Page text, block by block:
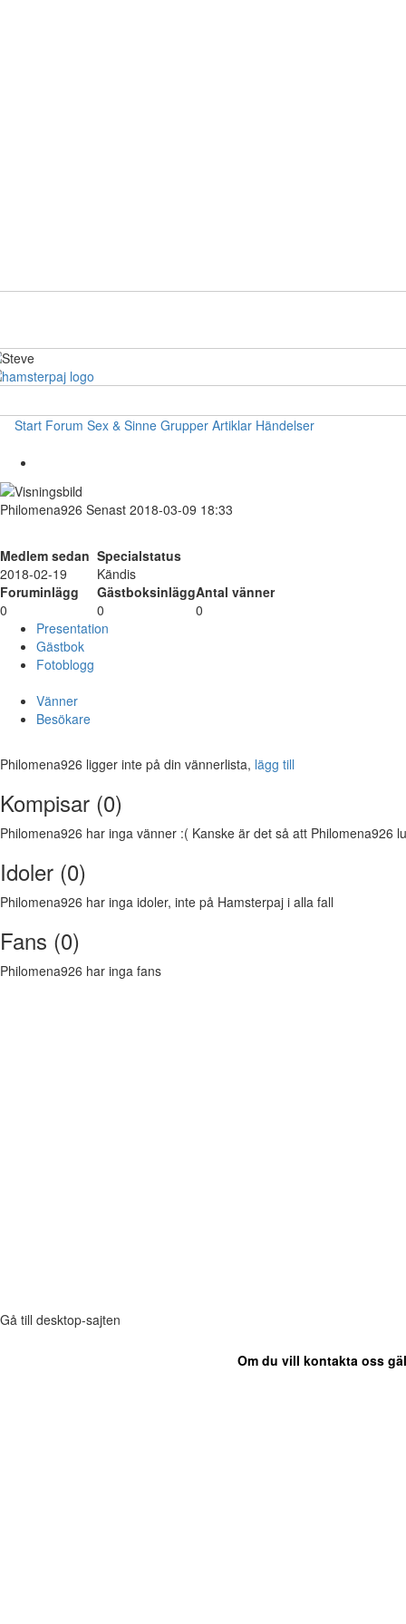
Start Forum Sex & Sinne Grupper Artiklar Händelser
Philomena926 Senast 2018-03-09 18:33
Medlem sedan Specialstatus
2018-02-19
Kändis
Foruminlägg
GästboksinläggAntal vänner
0
0
0
Presentation
Gästbok
Fotoblogg
Vänner
Besökare
Philomena926 ligger inte på din vännerlista, lägg till
Kompisar (0)
Philomena926 har inga vänner :( Kanske är det så att Philomena926
Idoler (0)
Philomena926 har inga idoler, inte på Hamsterpaj i alla fall
Fans (0)
Philomena926 har inga fans
Gå till desktop-sajten
Om du vill kontakta oss